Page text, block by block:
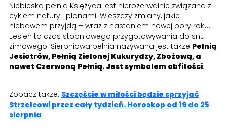
Niebieska pełnia Księżyca jest nierozerwalnie związana z
cyklem natury i plonami. Wieszczy zmiany, jakie
niebawem przyjdą – wraz z nastaniem nowej pory roku.
Jesień to czas stopniowego przygotowywania do snu
zimowego. Sierpniowa pełnia nazywana jest także Pełnią
Jesiotrów, Pełnią Zielonej Kukurydzy, Zbożową, a
nawet Czerwoną Pełnią. Jest symbolem obfitości.
Zobacz także: Szczęście w miłości będzie sprzyjać
Strzelcowi przez cały tydzień. Horoskop od 19 do 25
sierpnia